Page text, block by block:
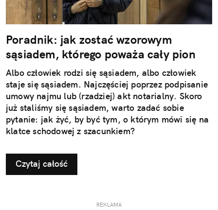
Poradnik: jak zostać wzorowym
sąsiadem, którego poważa cały pion
Albo człowiek rodzi się sąsiadem, albo człowiek
staje się sąsiadem. Najczęściej poprzez podpisanie
umowy najmu lub (rzadziej) akt notarialny. Skoro
już staliśmy się sąsiadem, warto zadać sobie
pytanie: jak żyć, by być tym, o którym mówi się na
klatce schodowej z szacunkiem?
Czytaj całość
REKLAMA